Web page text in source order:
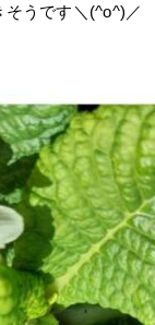
そうです＼(^o^)／